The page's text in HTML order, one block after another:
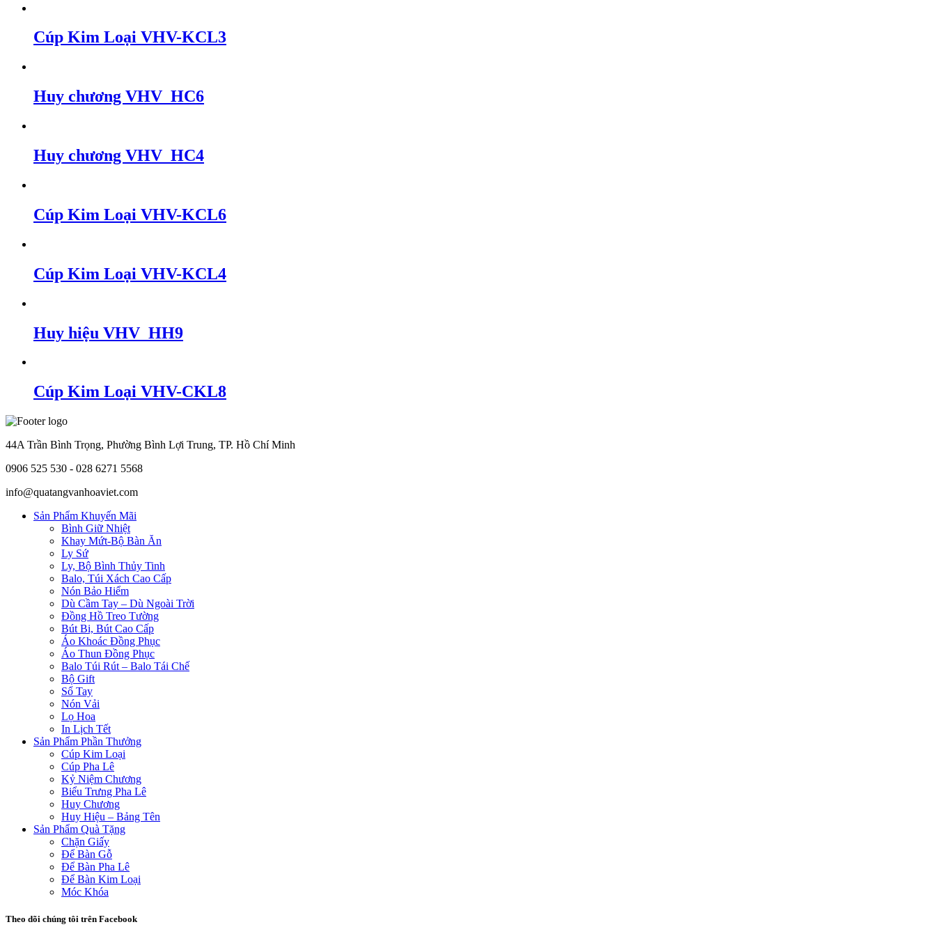
Cúp Kim Loại VHV-KCL3
Huy chương VHV_HC6
Huy chương VHV_HC4
Cúp Kim Loại VHV-KCL6
Cúp Kim Loại VHV-KCL4
Huy hiệu VHV_HH9
Cúp Kim Loại VHV-CKL8
44A Trần Bình Trọng, Phường Bình Lợi Trung, TP. Hồ Chí Minh
0906 525 530 - 028 6271 5568
info@quatangvanhoaviet.com
Sản Phẩm Khuyến Mãi
Bình Giữ Nhiệt
Khay Mứt-Bộ Bàn Ăn
Ly Sứ
Ly, Bộ Bình Thủy Tinh
Balo, Túi Xách Cao Cấp
Nón Bảo Hiểm
Dù Cầm Tay – Dù Ngoài Trời
Đồng Hồ Treo Tường
Bút Bi, Bút Cao Cấp
Áo Khoác Đồng Phục
Áo Thun Đồng Phục
Balo Túi Rút – Balo Tái Chế
Bộ Gift
Sổ Tay
Nón Vải
Lọ Hoa
In Lịch Tết
Sản Phẩm Phần Thưởng
Cúp Kim Loại
Cúp Pha Lê
Kỷ Niệm Chương
Biểu Trưng Pha Lê
Huy Chương
Huy Hiệu – Bảng Tên
Sản Phẩm Quà Tặng
Chặn Giấy
Để Bàn Gỗ
Để Bàn Pha Lê
Để Bàn Kim Loại
Móc Khóa
Theo dõi chúng tôi trên Facebook